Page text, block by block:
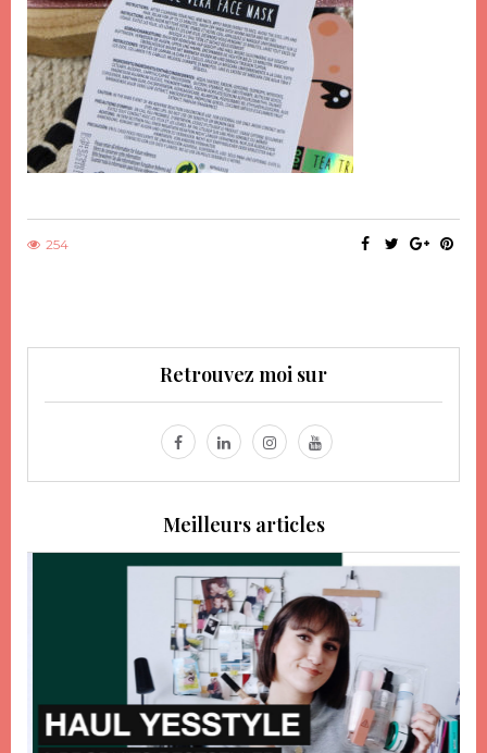
254
Retrouvez moi sur
Meilleurs articles